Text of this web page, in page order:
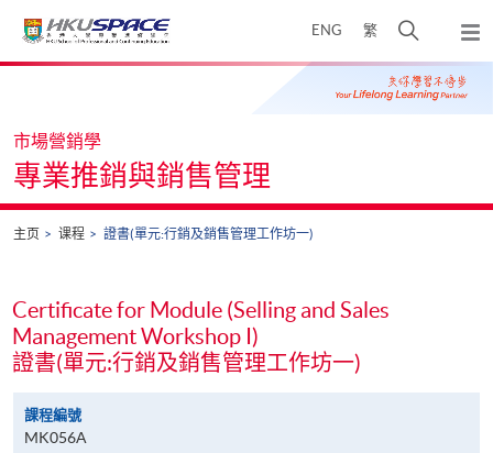
ENG 繁
开
搜
寻
弹
出
主
Main
市場營銷學
專業推銷與銷售管理
主页 课程 證書(單元:行銷及銷售管理工作坊一)
Certificate for Module (Selling and Sales
Management Workshop I)
證書(單元:行銷及銷售管理工作坊一)
課程編號
MK056A